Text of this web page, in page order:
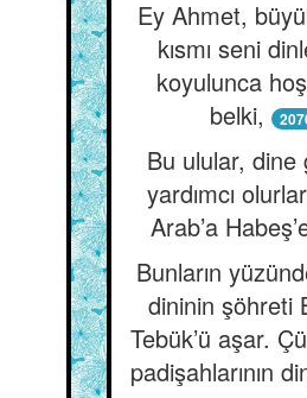
Ey Ahmet,
kısmı seni
koyulunca
belki,
Bu ulular, dine
yardımcı
Arab’a
Bunların
dininin şöhreti
Tebük’ü aşar.
padişahlarının